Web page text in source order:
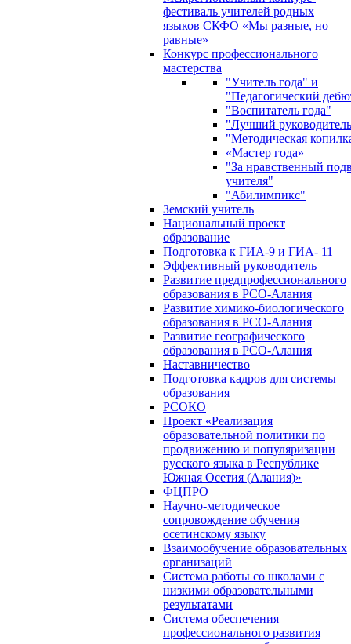
фестиваль учителей родных
языков СКФО «Мы разные, но
равные»
Конкурс профессионального
мастерства
"Учитель года" и
"Педагогический
"Воспитатель года"
"Лучший
"Методическая
«Мастер года»
"За нравственный
учителя"
"Абилимпикс"
Земский учитель
Национальный проект
образование
Подготовка к ГИА-9 и ГИА- 11
Эффективный руководитель
Развитие предпрофессионального
образования в РСО-Алания
Развитие химико-биологического
образования в РСО-Алания
Развитие географического
образования в РСО-Алания
Наставничество
Подготовка кадров для системы
образования
РСОКО
Проект «Реализация
образовательной политики по
продвижению и популяризации
русского языка в Республике
Южная Осетия (Алания)»
ФЦПРО
Научно-методическое
сопровождение обучения
осетинскому языку
Взаимообучение образовательных
организаций
Система работы со школами с
низкими образовательными
результатами
Система обеспечения
профессионального развития